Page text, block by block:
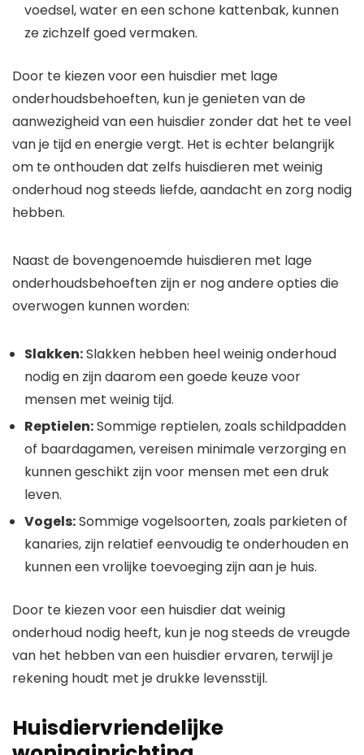
voedsel, water en een schone kattenbak, kunnen
ze zichzelf goed vermaken.
Door te kiezen voor een huisdier met lage
onderhoudsbehoeften, kun je genieten van de
aanwezigheid van een huisdier zonder dat het te veel
van je tijd en energie vergt. Het is echter belangrijk
om te onthouden dat zelfs huisdieren met weinig
onderhoud nog steeds liefde, aandacht en zorg nodig
hebben.
Naast de bovengenoemde huisdieren met lage
onderhoudsbehoeften zijn er nog andere opties die
overwogen kunnen worden:
Slakken:Slakken hebben heel weinig onderhoud
nodig en zijn daarom een goede keuze voor
mensen met weinig tijd.
Reptielen:Sommige reptielen, zoals schildpadden
of baardagamen, vereisen minimale verzorging en
kunnen geschikt zijn voor mensen met een druk
leven.
Vogels:Sommige vogelsoorten, zoals parkieten of
kanaries, zijn relatief eenvoudig te onderhouden en
kunnen een vrolijke toevoeging zijn aan je huis.
Door te kiezen voor een huisdier dat weinig
onderhoud nodig heeft, kun je nog steeds de vreugde
van het hebben van een huisdier ervaren, terwijl je
rekening houdt met je drukke levensstijl.
Huisdiervriendelijke